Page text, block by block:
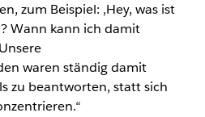
zum Beispiel: ‚Hey, was ist
Wann kann ich damit
waren ständig damit
zu beantworten, statt sich